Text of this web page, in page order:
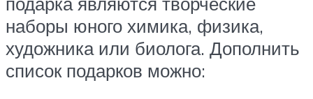
наборы юного химика, физика,
художника или биолога. Дополнить
список подарков можно: